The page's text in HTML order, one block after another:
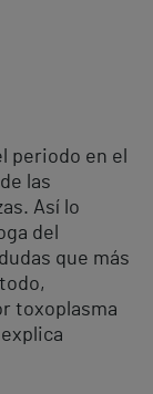
periodo en el
las
Así lo
del
que más
toxoplasma